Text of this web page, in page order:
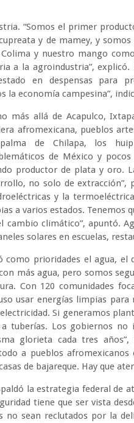
“Somos el primer
y de mamey, y
y nuestro mango
a la agroindustria”,
en despensas para
la economía campesina”,
más allá de Acapulco,
afromexicana, pueblos
de Chilapa, los
de México y
productor de plata y oro.
no solo de
y la
a varios estados. Tenemos
cambio climático”, apuntó.
solares en escuelas,
como prioridades el agua, el
más agua, pero somos
Con 120 comunidades
usar energías limpias
Si generamos
tuberías. Los gobiernos
glorieta cada tres
a pueblos
de bajareque. Hay que
la estrategia federal de
tiene que ser vista
no sean reclutados por la